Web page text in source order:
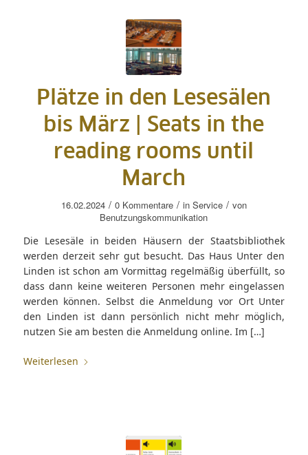
Plätze in den Lesesälen
bis März | Seats in the
reading rooms until
March
16.02.2024 / 0 Kommentare / in Service / von
Benutzungskommunikation
Die Lesesäle in beiden Häusern der Staatsbibliothek
werden derzeit sehr gut besucht. Das Haus Unter den
Linden ist schon am Vormittag regelmäßig überfüllt, so
dass dann keine weiteren Personen mehr eingelassen
werden können. Selbst die Anmeldung vor Ort Unter
den Linden ist dann persönlich nicht mehr möglich,
nutzen Sie am besten die Anmeldung online. Im […]
Weiterlesen